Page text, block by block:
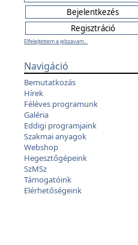
Elfelejtettem a jelszavam...
Navigáció
Bemutatkozás
Hírek
Féléves programunk
Galéria
Eddigi programjaink
Szakmai anyagok
Webshop
Hegesztőgépeink
SzMSz
Támogatóink
Elérhetőségeink